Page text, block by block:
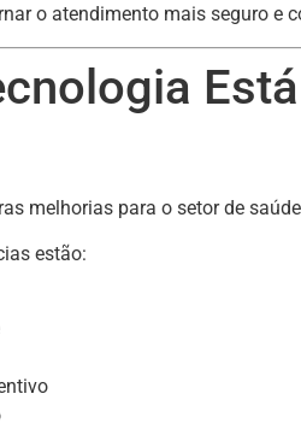
o atendimento mais seguro e
melhorias para o setor de
estão: